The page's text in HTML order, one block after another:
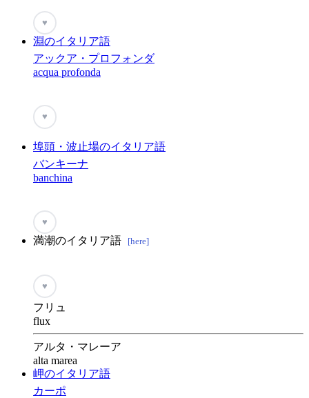
♥
淵のイタリア語
アックア・プロフォンダ
acqua profonda
♥
埠頭・波止場のイタリア語
バンキーナ
banchina
♥
満潮のイタリア語 [here]
♥
フリュ
flux
アルタ・マレーア
alta marea
岬のイタリア語
カーポ